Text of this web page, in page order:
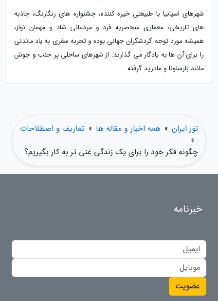
شهرهای اسپانیا با طبیعتی خیره کننده، جشنواره های رنگارنگ، جاذبه
های تاریخی، معماری منحصربه فرد و مردمانی شاد و مهمان نواز،
همیشه مورد توجه گردشگران جهانی بوده و تجربه سفری به یاد ماندنی
را برای آن ها به یادگار می گذارند. از شهرهای ساحلی پر جنب و جوش
مانند بارسلونا و مادرید گرفته...
تور ایران » همه اخبار و مقاله ها » تعاریف و اصطلاحات
»
چگونه فکر خود را برای یک زندگی غنی تر به کار بگیریم؟
خبرنامه
عضویت